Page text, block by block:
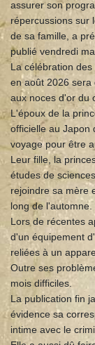
assurer son
répercussions sur
de sa famille, a
publié vendredi
La célébration
en août 2026 sera
aux noces d'or du
L'époux de la
officielle au Japon
voyage pour être
Leur fille, la
études de
rejoindre sa mère
long de l'automne.
Lors de récentes
d'un équipement
reliées à un
Outre ses
mois difficiles.
La publication fin
évidence sa
intime avec le